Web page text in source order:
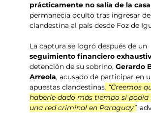
prácticamente no salía de la casa
permanecía oculto tras ingresar
clandestina al país desde Foz de
La captura se logró después de un
seguimiento financiero
detención de su sobrino, Gerardo
Arreola, acusado de participar en
apuestas clandestinas. “Creemos
haberle dado más tiempo sí
una red criminal en Paraguay”,